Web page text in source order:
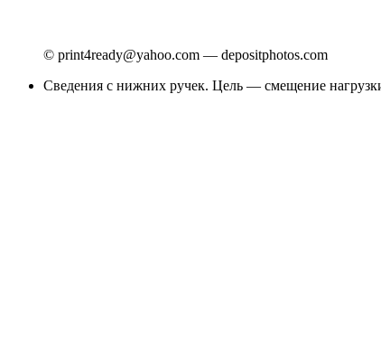
© print4ready@yahoo.com — depositphotos.com
Сведения с нижних ручек. Цель — смещение